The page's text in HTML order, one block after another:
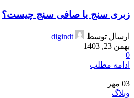
زبری سنج یا صافی سنج چیست؟
ارسال توسط
digindt
بهمن 23, 1403
0
ادامه مطلب
03 مهر
وبلاگ